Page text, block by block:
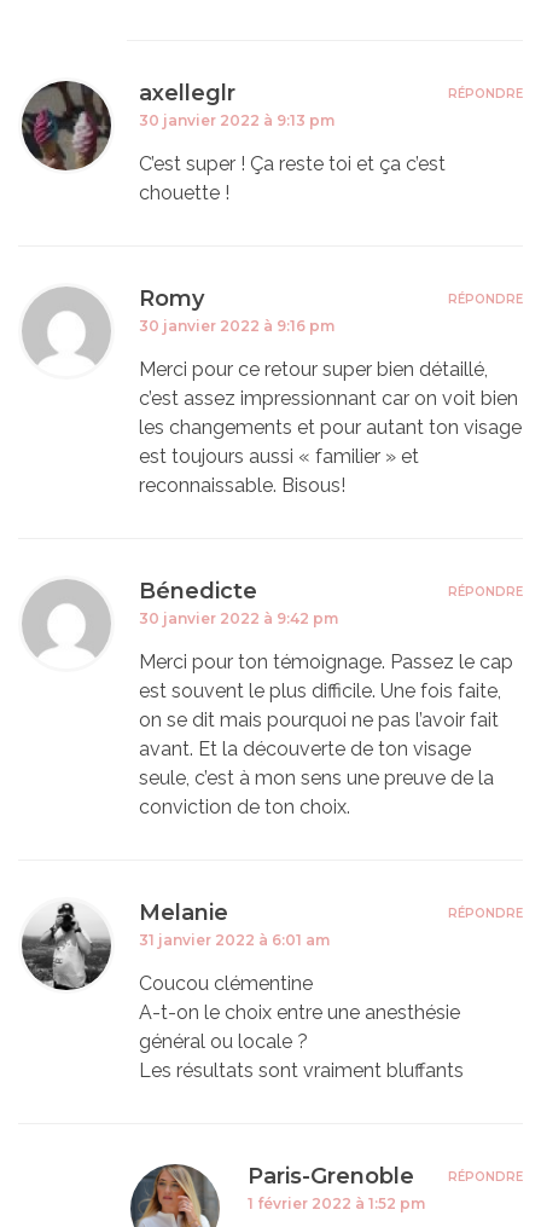
axelleglr
30 janvier 2022 à 9:13 pm
C’est super ! Ça reste toi et ça c’est
chouette !
RÉPONDRE
Romy
30 janvier 2022 à 9:16 pm
Merci pour ce retour super bien détaillé,
c’est assez impressionnant car on voit bien
les changements et pour autant ton visage
est toujours aussi « familier » et
reconnaissable. Bisous!
RÉPONDRE
Bénedicte
30 janvier 2022 à 9:42 pm
Merci pour ton témoignage. Passez le cap
est souvent le plus difficile. Une fois faite,
on se dit mais pourquoi ne pas l’avoir fait
avant. Et la découverte de ton visage
seule, c’est à mon sens une preuve de la
conviction de ton choix.
RÉPONDRE
Melanie
31 janvier 2022 à 6:01 am
Coucou clémentine
A-t-on le choix entre une anesthésie
général ou locale ?
Les résultats sont vraiment bluffants
RÉPONDRE
Paris-Grenoble
1 février 2022 à 1:52 pm
RÉPONDRE